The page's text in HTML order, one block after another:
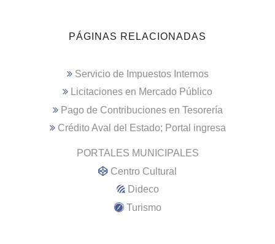
PÁGINAS RELACIONADAS
Servicio de Impuestos Internos
Licitaciones en Mercado Público
Pago de Contribuciones en Tesorería
Crédito Aval del Estado; Portal ingresa
PORTALES MUNICIPALES
Centro Cultural
Dideco
Turismo